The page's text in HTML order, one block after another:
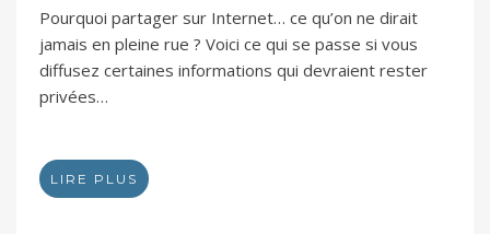
Pourquoi partager sur Internet… ce qu’on ne dirait
jamais en pleine rue ? Voici ce qui se passe si vous
diffusez certaines informations qui devraient rester
privées…
LIRE PLUS